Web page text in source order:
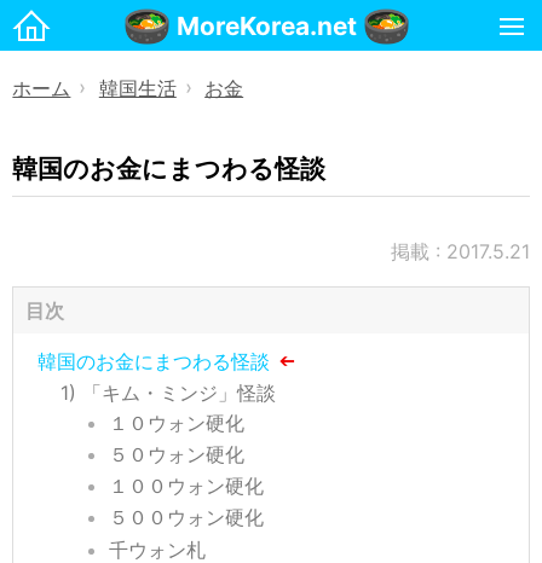
MoreKorea.net
お金
マンション
治安・安全
国際郵便(日本→韓国)
国際郵便(韓国→日本)
ホーム 》 韓国生活 》 お金
韓国のお金にまつわる怪談
掲載 : 2017.5.21
目次
韓国のお金にまつわる怪談
「キム・ミンジ」怪談
１０ウォン硬化
５０ウォン硬化
１００ウォン硬化
５００ウォン硬化
千ウォン札